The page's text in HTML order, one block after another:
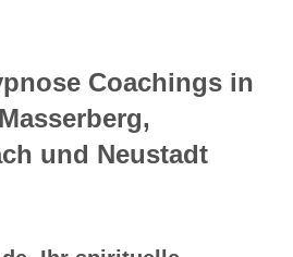
Coachings in
und Neustadt